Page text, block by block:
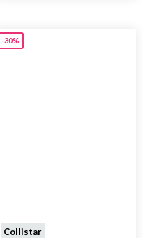
-30%
Collistar